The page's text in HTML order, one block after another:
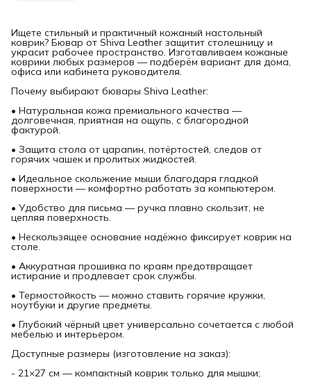
Ищете стильный и практичный кожаный настольный
коврик? Бювар от Shiva Leather защитит столешницу и
украсит рабочее пространство. Изготавливаем кожаные
коврики любых размеров — подберём вариант для дома,
офиса или кабинета руководителя.
Почему выбирают бювары Shiva Leather:
• Натуральная кожа премиального качества —
долговечная, приятная на ощупь, с благородной
фактурой.
• Защита стола от царапин, потёртостей, следов от
горячих чашек и пролитых жидкостей.
• Идеальное скольжение мыши благодаря гладкой
поверхности — комфортно работать за компьютером.
• Удобство для письма — ручка плавно скользит, не
цепляя поверхность.
• Нескользящее основание надёжно фиксирует коврик на
столе.
• Аккуратная прошивка по краям предотвращает
истирание и продлевает срок службы.
• Термостойкость — можно ставить горячие кружки,
ноутбуки и другие предметы.
• Глубокий чёрный цвет универсально сочетается с любой
мебелью и интерьером.
Доступные размеры (изготовление на заказ):
- 21×27 см — компактный коврик только для мышки;